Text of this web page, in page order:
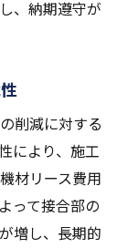
、納期遵守が
削減に対する
により、施工
材リース費用
って接合部の
増し、長期的